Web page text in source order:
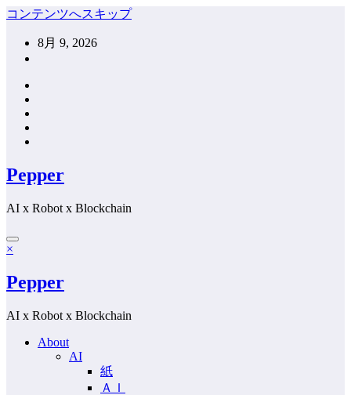
コンテンツへスキップ
8月 9, 2026
Pepper
AI x Robot x Blockchain
×
Pepper
AI x Robot x Blockchain
About
AI
紙
ＡＩ